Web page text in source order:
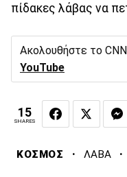
πίδακες λάβας να
Ακολουθήστε το
YouTube
15
SHARES
ΚΟΣΜΟΣ · ΛΑΒΑ ·